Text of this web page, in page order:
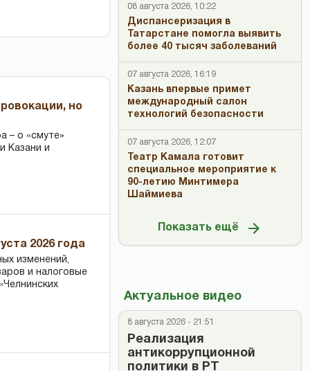
но
– о «смуте»
Казани и
2026 года
изменений,
и налоговые
08 августа 2026, 10:22
Диспансеризация в
Татарстане помогла выявить
более 40 тысяч заболеваний
07 августа 2026, 16:19
Казань впервые примет
международный салон
технологий безопасности
07 августа 2026, 12:07
Театр Камала готовит
специальное мероприятие к
90-летию Минтимера
Шаймиева
Показать ещё
Актуальное видео
8 августа 2026 - 21:51
Реализация
антикоррупционной
политики в РТ